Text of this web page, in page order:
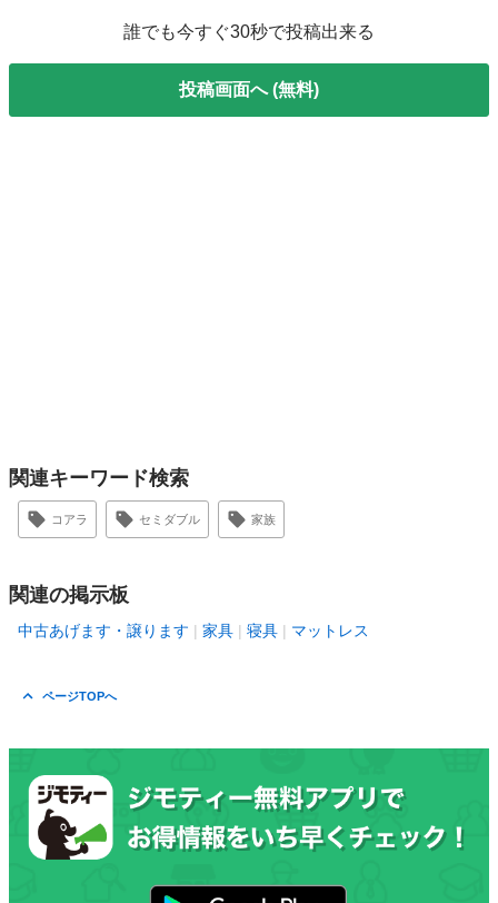
誰でも今すぐ30秒で投稿出来る
投稿画面へ (無料)
関連キーワード検索
コアラ セミダブル 家族
関連の掲示板
中古あげます・譲ります 家具 寝具 マットレス
ページTOPへ